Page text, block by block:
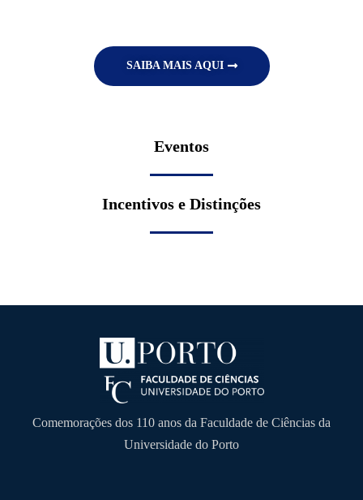
SAIBA MAIS AQUI
Eventos
Incentivos e Distinções
Comemorações dos 110 anos da Faculdade de Ciências da
Universidade do Porto